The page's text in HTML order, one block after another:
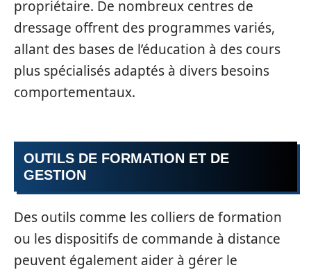
propriétaire. De nombreux centres de
dressage offrent des programmes variés,
allant des bases de l’éducation à des cours
plus spécialisés adaptés à divers besoins
comportementaux.
OUTILS DE FORMATION ET DE
GESTION
Des outils comme les colliers de formation
ou les dispositifs de commande à distance
peuvent également aider à gérer le